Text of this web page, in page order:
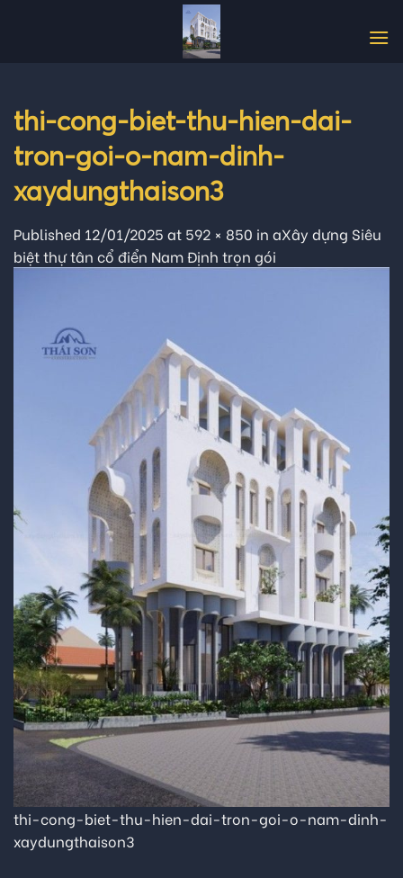
thi-cong-biet-thu-hien-dai-
tron-goi-o-nam-dinh-
xaydungthaison3
Published 12/01/2025 at 592 × 850 in aXây dựng Siêu
biệt thự tân cổ điển Nam Định trọn gói
thi-cong-biet-thu-hien-dai-tron-goi-o-nam-dinh-
xaydungthaison3